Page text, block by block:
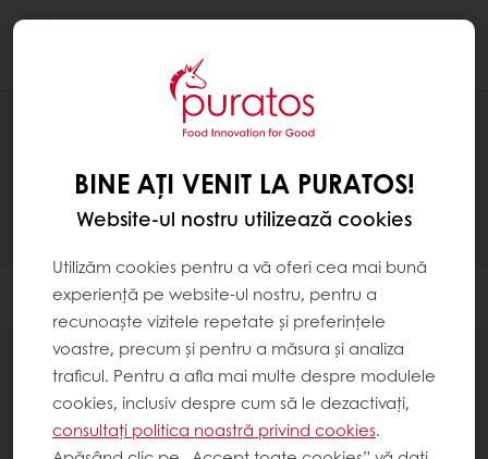
Filtrare
88items
BINE AȚI VENIT LA PURATOS!
Website-ul nostru utilizează cookies
Utilizăm cookies pentru a vă oferi cea mai bună
experiență pe website-ul nostru, pentru a
recunoaște vizitele repetate și preferințele
voastre, precum și pentru a măsura și analiza
traficul. Pentru a afla mai multe despre modulele
cookies, inclusiv despre cum să le dezactivați,
consultați politica noastră privind cookies.